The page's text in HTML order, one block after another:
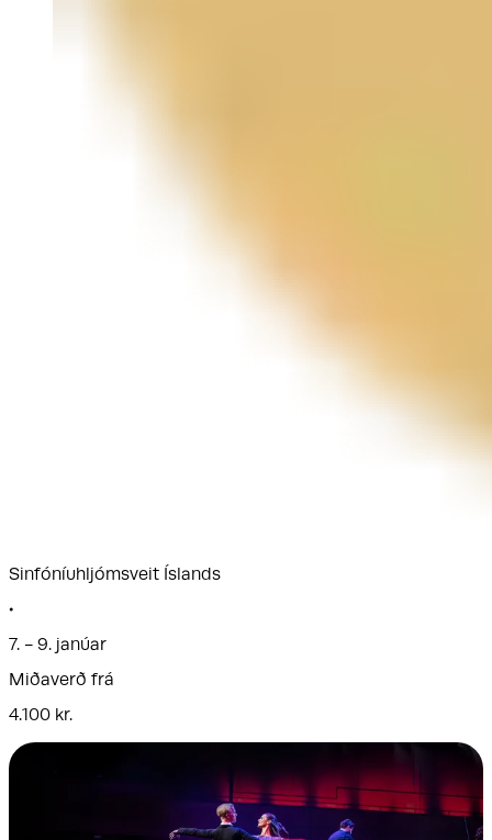
Sinfóní­uhljóm­sveit Íslands
•
7. - 9. janúar
Miðaverð frá
4.100 kr.